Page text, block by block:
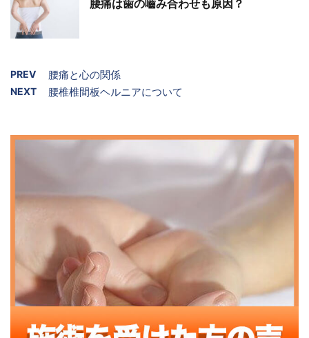
腰痛は歯の嚙み合わせも原因？
PREV 腰痛と心の関係
NEXT 腰椎椎間板ヘルニアについて